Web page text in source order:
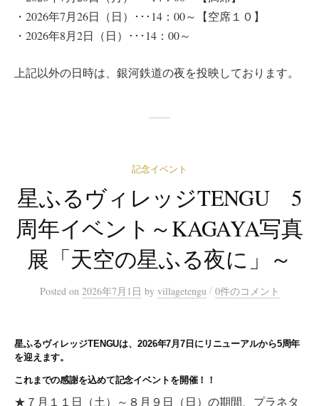
・2026年7月26日（日）･･･14：00～【空席１０】
・2026年8月2日（日）･･･14：00～
上記以外の日時は、銀河鉄道の夜を投映しております。
記念イベント
星ふるヴィレッジTENGU 5
周年イベント～KAGAYA写真
展「天空の星ふる夜に」～
Posted on 2026年7月1日 by villagetengu / 0件のコメント
星ふるヴィレッジTENGUは、2026年7月7日にリニューアルから5周年
を迎えます。
これまでの感謝を込めて記念イベントを開催！！
★７月１１日（土）～８月９日（日）の期間、プラネタ